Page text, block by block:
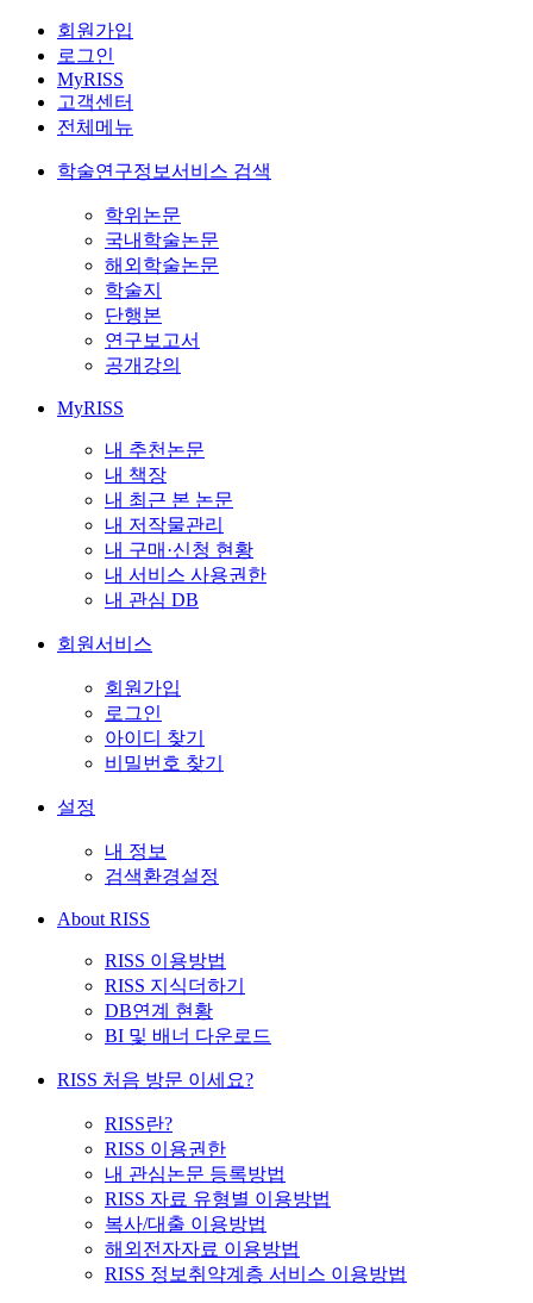
회원가입
로그인
MyRISS
고객센터
전체메뉴
학술연구정보서비스 검색
학위논문
국내학술논문
해외학술논문
학술지
단행본
연구보고서
공개강의
MyRISS
내 추천논문
내 책장
내 최근 본 논문
내 저작물관리
내 구매·신청 현황
내 서비스 사용권한
내 관심 DB
회원서비스
회원가입
로그인
아이디 찾기
비밀번호 찾기
설정
내 정보
검색환경설정
About RISS
RISS 이용방법
RISS 지식더하기
DB연계 현황
BI 및 배너 다운로드
RISS 처음 방문 이세요?
RISS란?
RISS 이용권한
내 관심논문 등록방법
RISS 자료 유형별 이용방법
복사/대출 이용방법
해외전자자료 이용방법
RISS 정보취약계층 서비스 이용방법